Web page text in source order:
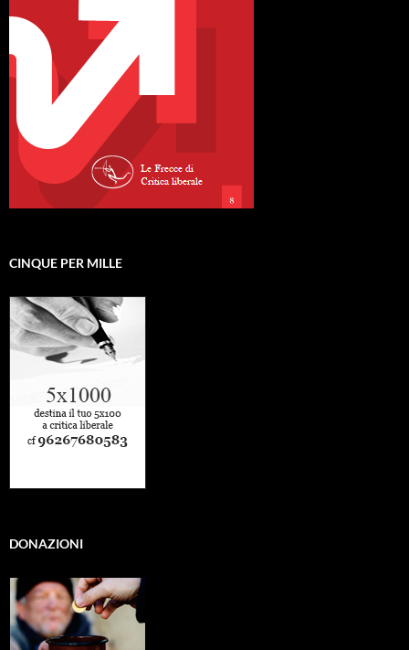
CINQUE PER MILLE
DONAZIONI